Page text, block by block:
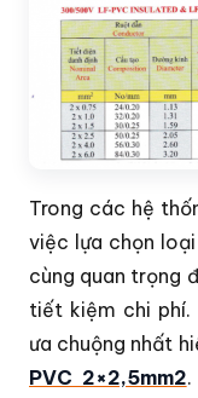
Trong các hệ
việc lựa chọn
cùng quan trọng
tiết kiệm chi phí.
ưa chuộng nhất
PVC 2×2,5mm2